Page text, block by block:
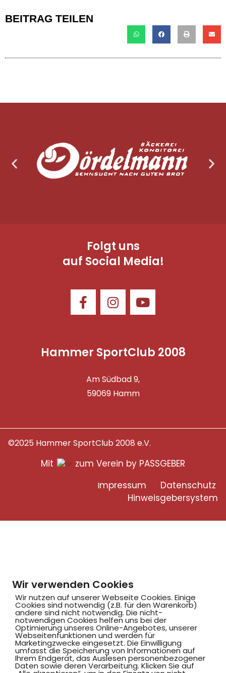
BEITRAG TEILEN
Folgt uns
auf Social Media!
Hammer SportClub 2008
Am Südbad 9,
59069 Hamm
©2025 Hammer SportClub 2008 e.V.
Mit zum Verein by PASSGEBER
Impressum
Datenschutz
Hinweisgebersystem
Wir verwenden Cookies
Wir nutzen auf unserer Webseite Cookies. Einige
Cookies sind notwendig (z.B. für den Warenkorb)
andere sind nicht notwendig. Die nicht-
notwendigen Cookies helfen uns bei der
Optimierung unseres Online-Angebotes, unserer
Webseitenfunktionen und werden für
Marketingzwecke eingesetzt. Die Einwilligung
umfasst die Speicherung von Informationen auf
Ihrem Endgerät, das Auslesen personenbezogener
Daten sowie deren Verarbeitung. Klicken Sie auf